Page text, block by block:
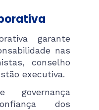
garante
nas
conselho
executiva.
governança
dos